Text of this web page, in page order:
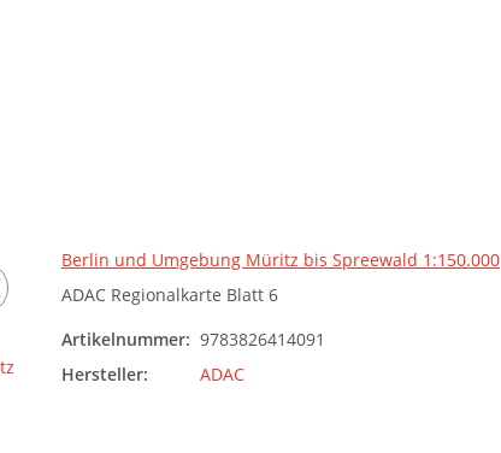
Berlin und Umgebung Müritz bis Spreewald 1:150.000
ADAC Regionalkarte Blatt 6
Artikelnummer: 9783826414091
Hersteller:
ADAC